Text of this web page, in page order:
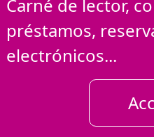
Carné de lector,
préstamos,
electrónicos...